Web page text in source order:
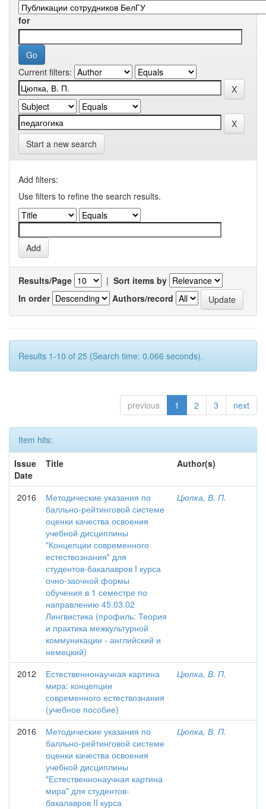
for
Current filters:
Start a new search
Add filters:
Use filters to refine the search results.
Results/Page | Sort items by
In order
Authors/record
Results 1-10 of 25 (Search time: 0.066 seconds).
previous 1 2 3 next
Item hits:
Issue
Date
Title Author(s)
2016
Методические указания по
балльно-рейтинговой системе
оценки качества освоения
учебной дисциплины
"Концепции современного
естествознания" для
студентов-бакалавров I курса
очно-заочной формы
обучения в 1 семестре по
направлению 45.03.02
Лингвистика (профиль: Теория
и практика межкультурной
коммуникации - английский и
немецкий)
Цюпка, В. П.
2012
Естественнонаучная картина
мира: концепции
современного естествознания
(учебное пособие)
Цюпка, В. П.
2016
Методические указания по
балльно-рейтинговой системе
оценки качества освоения
учебной дисциплины
"Естественнонаучная картина
мира" для студентов-
бакалавров II курса
Цюпка, В. П.